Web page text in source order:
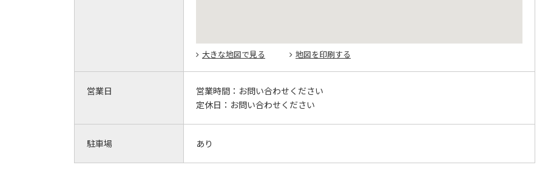
大きな地図で見る 地図を印刷する
営業日 営業時間： お問い合わせください
定休日： お問い合わせください
駐車場 あり